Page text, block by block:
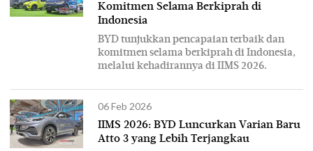
Komitmen Selama Berkiprah di
Indonesia
BYD tunjukkan pencapaian terbaik dan
komitmen selama berkiprah di Indonesia,
melalui kehadirannya di IIMS 2026.
06 Feb 2026
IIMS 2026: BYD Luncurkan Varian Baru
Atto 3 yang Lebih Terjangkau